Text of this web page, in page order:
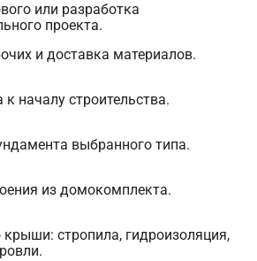
или разработка
проекта.
и доставка материалов.
к началу строительства.
выбранного типа.
из домокомплекта.
крыши: стропила, гидроизоляция,